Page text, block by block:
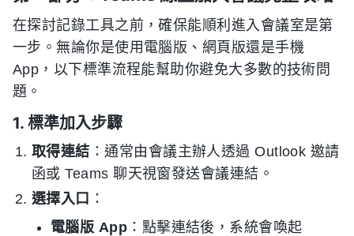
在探討記錄工具之前，確保能順利進入會議室是第
一步。無論你是使用電腦版、網頁版還是手機
App，以下標準流程能幫助你避免大多數的技術問
題。
1. 標準加入步驟
取得連結 ：通常由會議主辦人透過 Outlook 邀請
函或 Teams 聊天視窗發送會議連結。
選擇入口 ：
電腦版 App ：點擊連結後，系統會喚起